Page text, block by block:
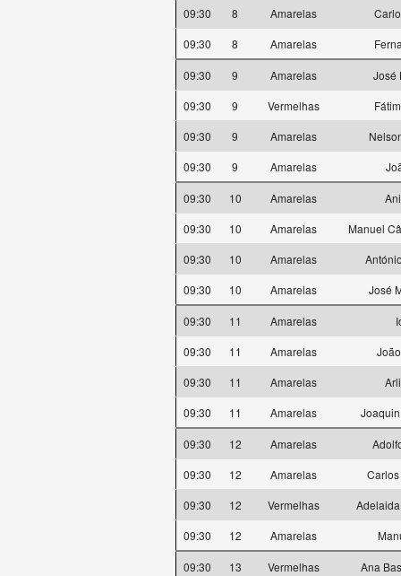
09:30
8 Amarelas
09:30
8 Amarelas
09:30 9 Amarelas
José
09:30
9 Vermelhas
09:30
9 Amarelas
09:30
9 Amarelas
09:30 10 Amarelas
09:30
10 Amarelas
Manuel
09:30
10 Amarelas
09:30
10 Amarelas José
09:30 11 Amarelas
09:30
11 Amarelas
09:30
11 Amarelas
09:30
11 Amarelas
09:30 12 Amarelas
09:30
12 Amarelas
09:30
12 Vermelhas
09:30
12 Amarelas
09:30 13 Vermelhas
Ana